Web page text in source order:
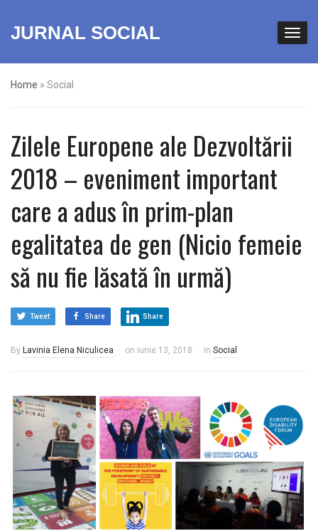
JURNAL SOCIAL
Home » Social
Zilele Europene ale Dezvoltării
2018 – eveniment important
care a adus în prim-plan
egalitatea de gen (Nicio femeie
să nu fie lăsată în urmă)
Tweet Share Share
By Lavinia Elena Niculicea on iunie 13, 2018 in Social